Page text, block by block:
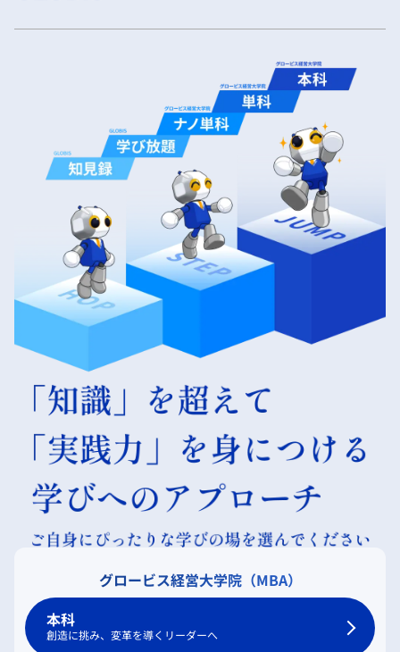
グロービス経営大学院（MBA）
本科
創造に挑み、変革を導くリーダーへ